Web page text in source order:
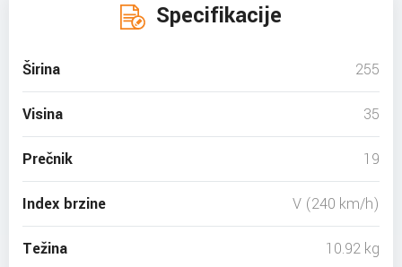
Specifikacije
Širina 255
Visina 35
Prečnik 19
Index brzine V (240 km/h)
Težina 10.92 kg